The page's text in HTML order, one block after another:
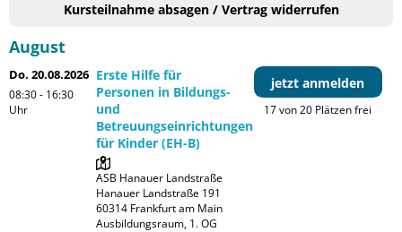
Kursteilnahme absagen / Vertrag widerrufen
August
Do. 20.08.2026
08:30 - 16:30
Uhr
Erste Hilfe für
Personen in Bildungs-
und
Betreuungseinrichtungen
für Kinder (EH-B)
ASB Hanauer Landstraße
Hanauer Landstraße 191
60314 Frankfurt am Main
Ausbildungsraum, 1. OG
jetzt anmelden
17 von 20 Plätzen frei